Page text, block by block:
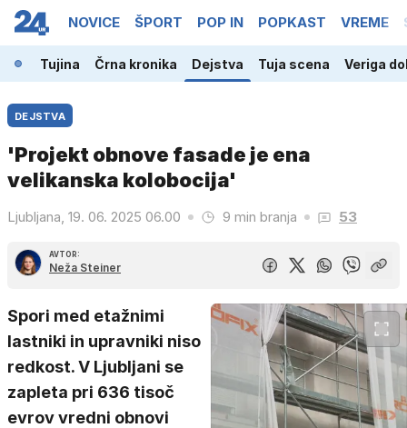
NOVICE ŠPORT POP IN POPKAST VREME
Tujina Črna kronika Dejstva Tuja scena Veriga
DEJSTVA
'Projekt obnove fasade je ena
velikanska kolobocija'
Ljubljana, 19. 06. 2025 06.00 9 min branja 53
AVTOR:
Neža Steiner
Spori med etažnimi
lastniki in upravniki niso
redkost. V Ljubljani se
zapleta pri 636 tisoč
evrov vredni obnovi